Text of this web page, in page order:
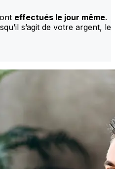
effectués le jour même.
s’agit de votre argent, le